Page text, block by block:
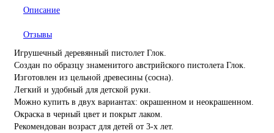
Описание
Отзывы
Игрушечный деревянный пистолет Глок.
Создан по образцу знаменитого австрийского пистолета Глок.
Изготовлен из цельной древесины (сосна).
Легкий и удобный для детской руки.
Можно купить в двух вариантах: окрашенном и неокрашенном.
Окраска в черный цвет и покрыт лаком.
Рекомендован возраст для детей от 3-х лет.